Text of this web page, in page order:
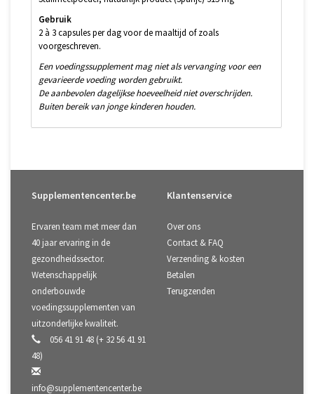
Gebruik
2 à 3 capsules per dag voor de maaltijd of zoals
voorgeschreven.
Een voedingssupplement mag niet als vervanging voor een
gevarieerde voeding worden gebruikt.
De aanbevolen dagelijkse hoeveelheid niet overschrijden.
Buiten bereik van jonge kinderen houden.
Supplementencenter.be
Ervaren team met meer dan
40 jaar ervaring in de
gezondheidssector.
Wetenschappelijk
onderbouwde
voedingssupplementen van
uitzonderlijke kwaliteit.
056 41 91 48 (+ 32 56 41 91
48)
info@supplementencenter.be
Klantenservice
Over ons
Contact & FAQ
Verzending & kosten
Betalen
Terugzenden